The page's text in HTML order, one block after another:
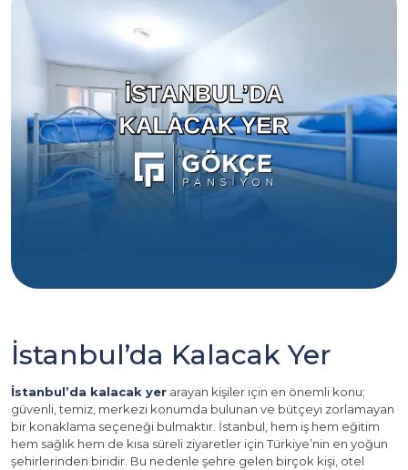
İstanbul’da Kalacak Yer
İstanbul’da kalacak yer arayan kişiler için en önemli konu;
güvenli, temiz, merkezi konumda bulunan ve bütçeyi zorlamayan
bir konaklama seçeneği bulmaktır. İstanbul, hem iş hem eğitim
hem sağlık hem de kısa süreli ziyaretler için Türkiye’nin en yoğun
şehirlerinden biridir. Bu nedenle şehre gelen birçok kişi, otel